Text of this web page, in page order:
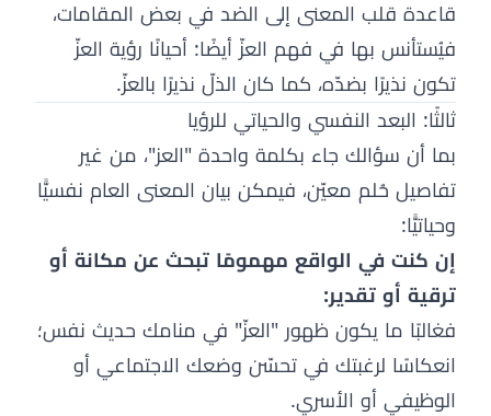
قاعدة قلب المعنى إلى الضد في بعض المقامات،
فيُستأنس بها في فهم العزّ أيضًا: أحيانًا رؤية العزّ
تكون نذيرًا بضدّه، كما كان الذلّ نذيرًا بالعزّ.
ثالثًا: البعد النفسي والحياتي للرؤيا
بما أن سؤالك جاء بكلمة واحدة "العز"، من غير
تفاصيل حُلم معيّن، فيمكن بيان المعنى العام نفسيًّا
وحياتيًّا:
إن كنت في الواقع مهمومًا تبحث عن مكانة أو
ترقية أو تقدير:
فغالبًا ما يكون ظهور "العزّ" في منامك حديث نفس؛
انعكاسًا لرغبتك في تحسّن وضعك الاجتماعي أو
الوظيفي أو الأسري.